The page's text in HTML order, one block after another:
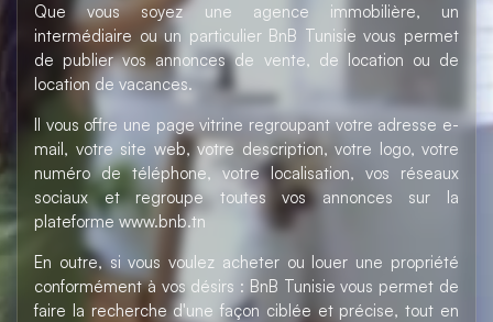
Que vous soyez une agence immobilière, un
intermédiaire ou un particulier BnB Tunisie vous permet
de publier vos annonces de vente, de location ou de
location de vacances.
Il vous offre une page vitrine regroupant votre adresse e-
mail, votre site web, votre description, votre logo, votre
numéro de téléphone, votre localisation, vos réseaux
sociaux et regroupe toutes vos annonces sur la
plateforme www.bnb.tn
En outre, si vous voulez acheter ou louer une propriété
conformément à vos désirs : BnB Tunisie vous permet de
faire la recherche d'une façon ciblée et précise, tout en